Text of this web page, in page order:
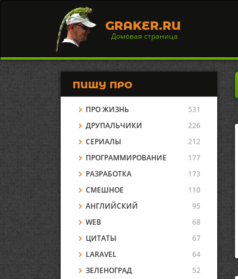
GRAKER.RU
Домовая страница
ПИШУ ПРО
ПРО ЖИЗНЬ
531
ДРУПАЛЬЧИКИ
226
СЕРИАЛЫ
212
ПРОГРАММИРОВАНИЕ
177
РАЗРАБОТКА
173
СМЕШНОЕ
110
АНГЛИЙСКИЙ
95
WEB
68
ЦИТАТЫ
67
LARAVEL
64
ЗЕЛЕНОГРАД
52